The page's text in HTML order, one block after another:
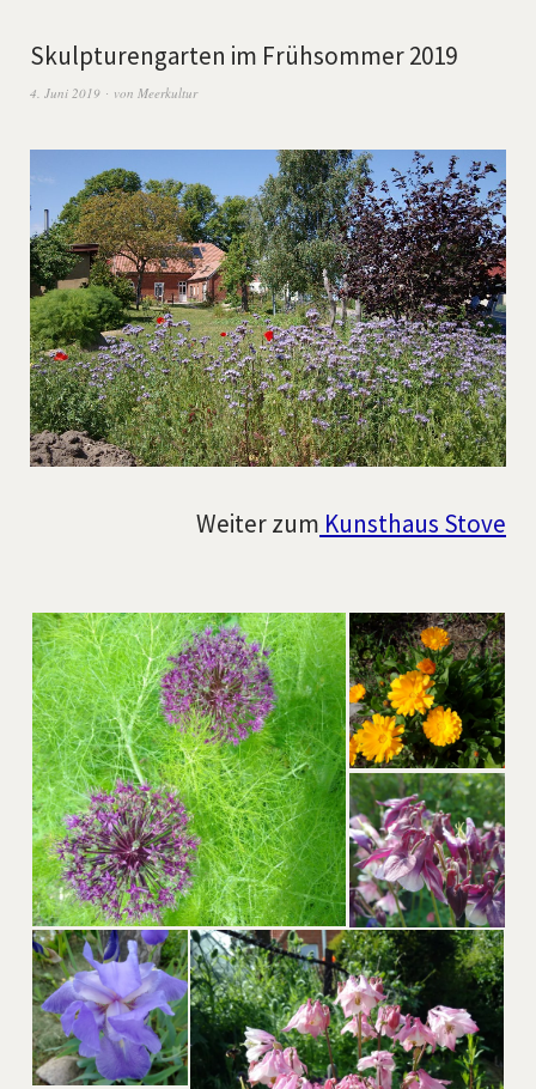
Skulpturengarten im Frühsommer 2019
4. Juni 2019 von Meerkultur
Weiter zum Kunsthaus Stove